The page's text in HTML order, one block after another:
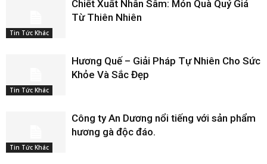
Tin Tức Khác
Chiết Xuất Nhân Sâm: Món Quà Quý Giá
Từ Thiên Nhiên
Tin Tức Khác
Hương Quế – Giải Pháp Tự Nhiên Cho Sức
Khỏe Và Sắc Đẹp
Tin Tức Khác
Công ty An Dương nổi tiếng với sản phẩm
hương gà độc đáo.